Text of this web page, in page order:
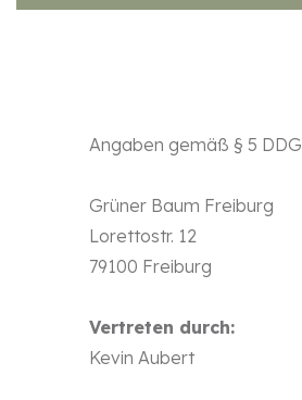
Angaben gemäß § 5 DDG
Grüner Baum Freiburg
Lorettostr. 12
79100 Freiburg
Vertreten durch:
Kevin Aubert